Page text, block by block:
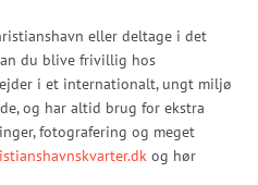
eller deltage i det
du blive frivillig hos
i et internationalt, ungt miljø
og har altid brug for ekstra
fotografering og meget
og hør